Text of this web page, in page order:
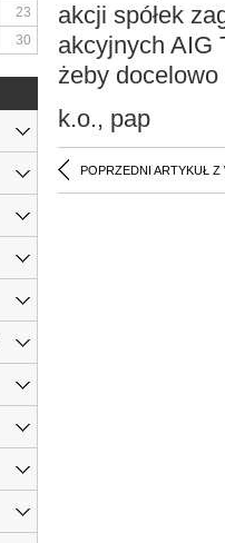
akcji spółek
akcyjnych AIG
żeby docelowo
k.o., pap
POPRZEDNI ARTYKUŁ Z
23
30